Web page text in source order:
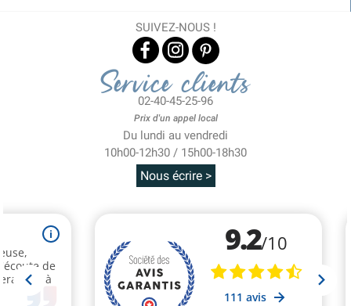
SUIVEZ-NOUS !
Service clients
02-40-45-25-96
Prix d'un appel local
Du lundi au vendredi
10h00-12h30 / 15h00-18h30
Nous écrire >